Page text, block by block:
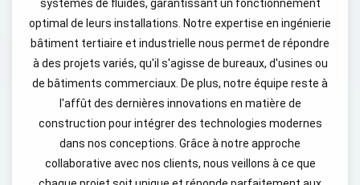
systèmes de fluides, garantissant un fonctionnement
optimal de leurs installations. Notre expertise en ingénierie
bâtiment tertiaire et industrielle nous permet de répondre
à des projets variés, qu'il s'agisse de bureaux, d'usines ou
de bâtiments commerciaux. De plus, notre équipe reste à
l'affût des dernières innovations en matière de
construction pour intégrer des technologies modernes
dans nos conceptions. Grâce à notre approche
collaborative avec nos clients, nous veillons à ce que